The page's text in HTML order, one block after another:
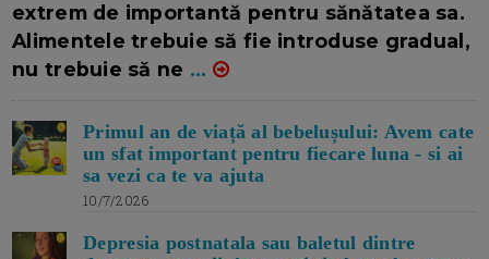
extrem de importantă pentru sănătatea sa.
Alimentele trebuie să fie introduse gradual,
nu trebuie să ne ...
Primul an de viață al bebelușului: Avem cate
un sfat important pentru fiecare luna - si ai
sa vezi ca te va ajuta
10/7/2026
Depresia postnatala sau baletul dintre